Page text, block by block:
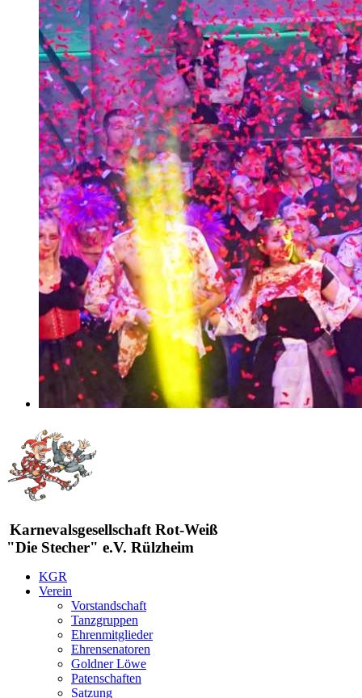
Karnevalsgesellschaft Rot-Weiß
"Die Stecher" e.V. Rülzheim
KGR
Verein
Vorstandschaft
Tanzgruppen
Ehrenmitglieder
Ehrensenatoren
Goldner Löwe
Patenschaften
Satzung